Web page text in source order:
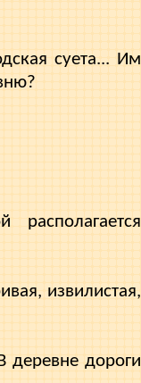
суета... Им
извилистая,
деревне дороги